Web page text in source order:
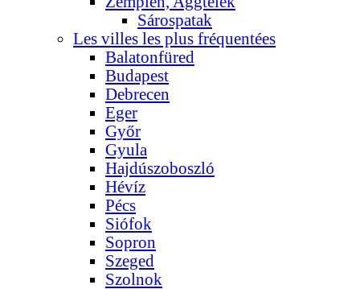
Sárospatak
Les villes les plus fréquentées
Balatonfüred
Budapest
Debrecen
Eger
Győr
Gyula
Hajdúszoboszló
Hévíz
Pécs
Siófok
Sopron
Szeged
Szolnok